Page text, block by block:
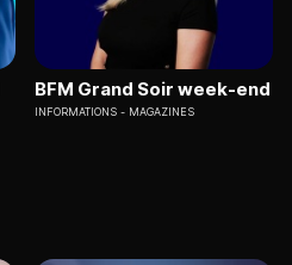
BFM Grand Soir week-end
INFORMATIONS MAGAZINES